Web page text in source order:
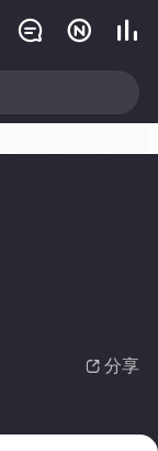
  
 分享